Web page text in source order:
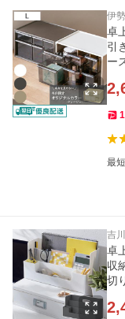
伊
卓
引
ー
最
吉
卓
収
切